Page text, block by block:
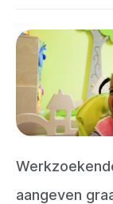
aangeven